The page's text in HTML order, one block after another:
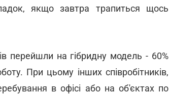
якщо завтра трапиться щось
перейшли на гібридну модель - 60%
При цьому інших співробітників,
в офісі або на об'єктах по